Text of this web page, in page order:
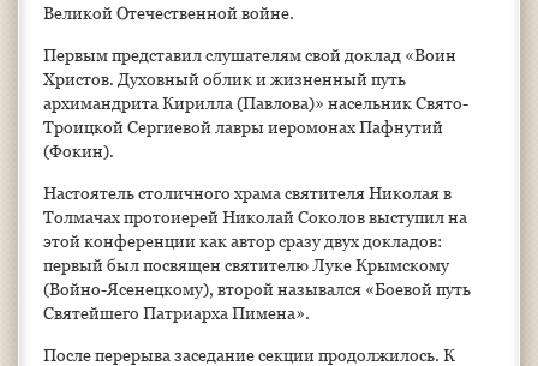
Великой Отечественной войне.
Первым представил слушателям свой доклад «Воин
Христов. Духовный облик и жизненный путь
архимандрита Кирилла (Павлова)» насельник Свято-
Троицкой Сергиевой лавры иеромонах Пафнутий
(Фокин).
Настоятель столичного храма святителя Николая в
Толмачах протоиерей Николай Соколов выступил на
этой конференции как автор сразу двух докладов:
первый был посвящен святителю Луке Крымскому
(Войно-Ясенецкому), второй назывался «Боевой путь
Святейшего Патриарха Пимена».
После перерыва заседание секции продолжилось. К